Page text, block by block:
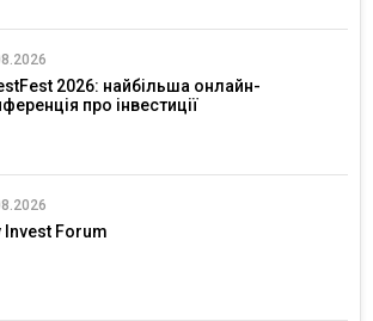
2026: найбільша онлайн-
про інвестиції
Invest Forum